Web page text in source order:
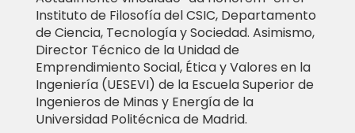
Instituto de Filosofía del CSIC, Departamento
de Ciencia, Tecnología y Sociedad. Asimismo,
Director Técnico de la Unidad de
Emprendimiento Social, Ética y Valores en la
Ingeniería (UESEVI) de la Escuela Superior de
Ingenieros de Minas y Energía de la
Universidad Politécnica de Madrid.